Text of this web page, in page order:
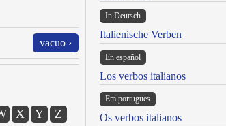
vacuo ›
X Y Z
In Deutsch
Italienische Verben
En español
Los verbos italianos
Em portugues
Os verbos italianos